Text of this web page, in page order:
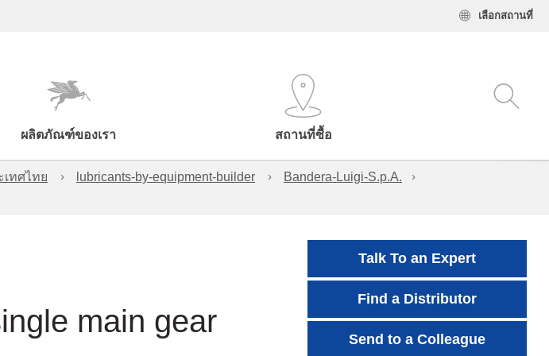
เลือกสถานที่
ผลิตภัณฑ์ของเรา สถานที่ซื้อ
ทศไทย lubricants-by-equipment-builder
Bandera-Luigi-S.p.A.
main gear
Talk To an Expert
Find a Distributor
Send to a Colleague